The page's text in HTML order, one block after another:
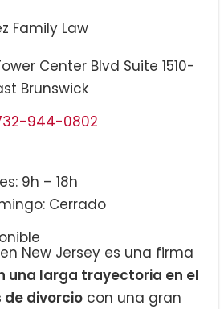
Family Law
Center Blvd Suite 1510-
Brunswick
944-0802
9h – 18h
Cerrado
New Jersey es una firma
una larga trayectoria en el
de divorcio con una gran